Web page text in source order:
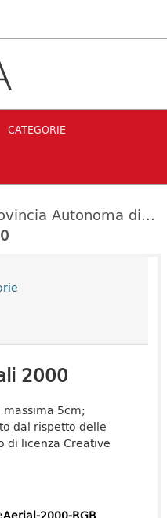
CATEGORIE
Autonoma di...
2000
5cm;
dal rispetto delle
di licenza Creative